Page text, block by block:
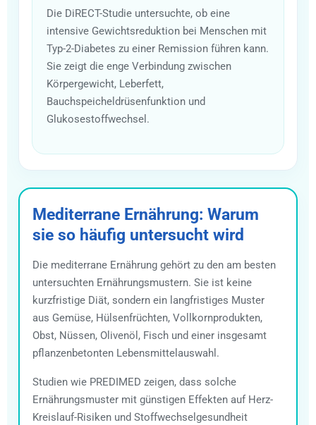
Die DiRECT-Studie untersuchte, ob eine
intensive Gewichtsreduktion bei Menschen mit
Typ-2-Diabetes zu einer Remission führen kann.
Sie zeigt die enge Verbindung zwischen
Körpergewicht, Leberfett,
Bauchspeicheldrüsenfunktion und
Glukosestoffwechsel.
Mediterrane Ernährung: Warum
sie so häufig untersucht wird
Die mediterrane Ernährung gehört zu den am besten
untersuchten Ernährungsmustern. Sie ist keine
kurzfristige Diät, sondern ein langfristiges Muster
aus Gemüse, Hülsenfrüchten, Vollkornprodukten,
Obst, Nüssen, Olivenöl, Fisch und einer insgesamt
pflanzenbetonten Lebensmittelauswahl.
Studien wie PREDIMED zeigen, dass solche
Ernährungsmuster mit günstigen Effekten auf Herz-
Kreislauf-Risiken und Stoffwechselgesundheit